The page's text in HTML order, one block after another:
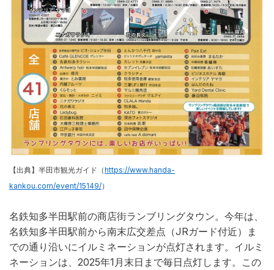
【出典】半田市観光ガイド（https://www.handa-
kankou.com/event/15149/）
名鉄知多半田駅前の商店街ランブリングタウン。 今年は、
名鉄知多半田駅前から南末広交差点（JRガード付近）ま
での通り沿いにイルミネーションが点灯されます。イルミ
ネーションは、 2025年1月末日まで毎日点灯します。この